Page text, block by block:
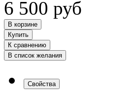
6 500 руб
В корзине
Купить
К сравнению
В список желания
Свойства